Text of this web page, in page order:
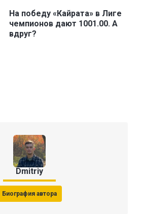
На победу «Кайрата» в Лиге
чемпионов дают 1001.00. А
вдруг?
Dmitriy
Биография автора